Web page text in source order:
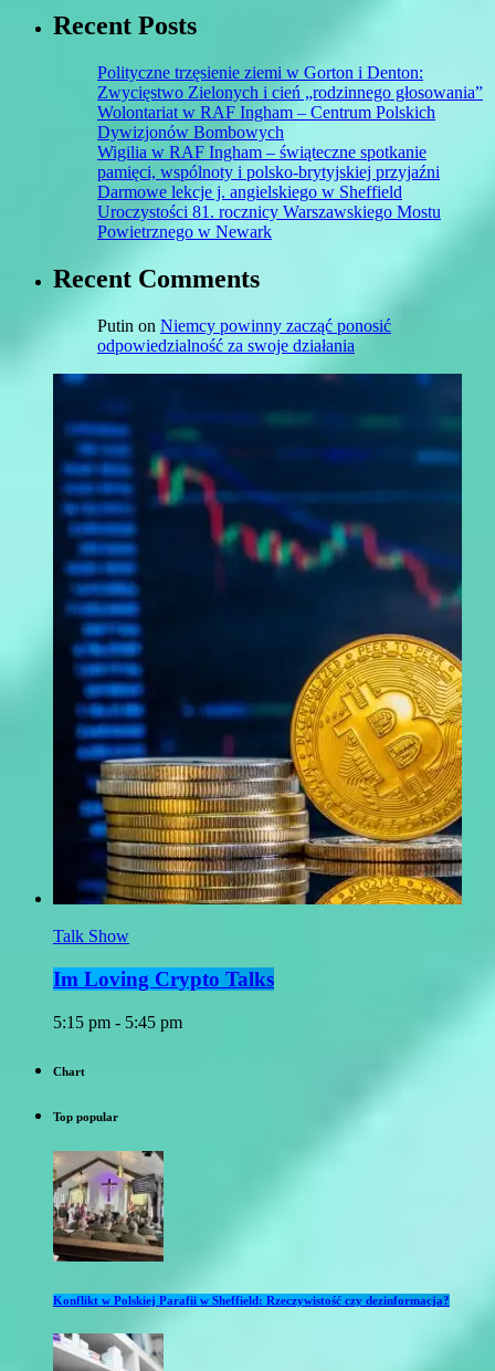
Recent Posts
Polityczne trzęsienie ziemi w Gorton i Denton:
Zwycięstwo Zielonych i cień „rodzinnego głosowania”
Wolontariat w RAF Ingham – Centrum Polskich
Dywizjonów Bombowych
Wigilia w RAF Ingham – świąteczne spotkanie
pamięci, wspólnoty i polsko-brytyjskiej przyjaźni
Darmowe lekcje j. angielskiego w Sheffield
Uroczystości 81. rocznicy Warszawskiego Mostu
Powietrznego w Newark
Recent Comments
Putin on Niemcy powinny zacząć ponosić
odpowiedzialność za swoje działania
Talk Show
Im Loving Crypto Talks
5:15 pm - 5:45 pm
Chart
Top popular
Konflikt w Polskiej Parafii w Sheffield: Rzeczywistość czy dezinformacja?